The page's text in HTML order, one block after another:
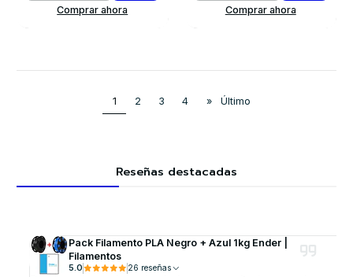
Comprar ahora
Comprar ahora
1 2 3 4 » Último
Reseñas destacadas
Pack Filamento PLA Negro + Azul 1kg Ender |
Filamentos
5.0 26 reseñas